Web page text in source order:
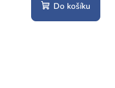
Do košíku